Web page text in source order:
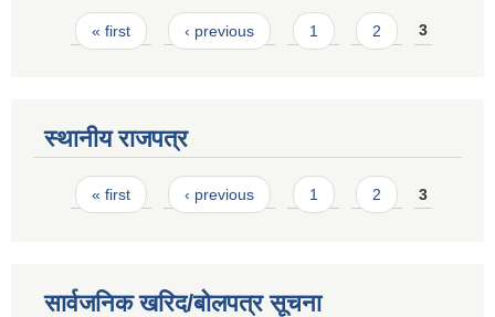
Pages
« first ‹ previous 1 2 3
स्थानीय राजपत्र
Pages
« first ‹ previous 1 2 3
सार्वजनिक खरिद/बोलपत्र सूचना